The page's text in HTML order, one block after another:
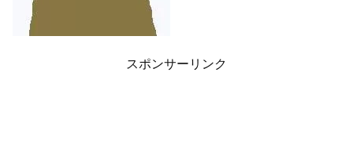
スポンサーリンク